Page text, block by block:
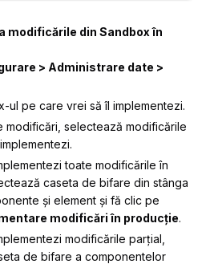
modificările din Sandbox în
> Administrare date >
ul pe care vrei să îl implementezi.
modificări, selectează modificările
toate modificările în
caseta de bifare din stânga
și element și fă clic pe
modificări în producție.
modificările parțial
de bifare a componentelor